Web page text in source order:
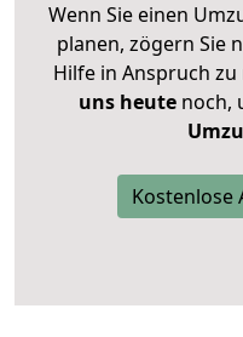
Wenn Sie einen
planen, zögern Sie
Hilfe in Anspruch zu
uns heutenoch,
Kostenlose